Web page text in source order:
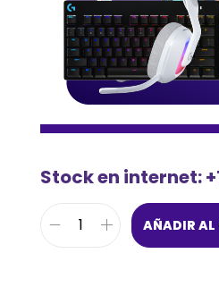
Stock en internet:
AÑADIR AL